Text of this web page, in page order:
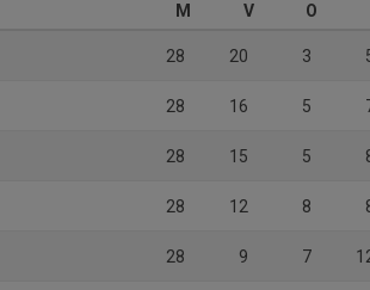
M V O
28 20 3
28 16 5
28 15 5
28 12 8
28 9 7